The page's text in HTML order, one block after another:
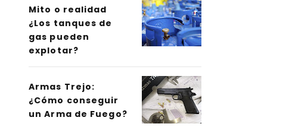
Mito o realidad
¿Los tanques de
gas pueden
explotar?
Armas Trejo:
¿Cómo conseguir
un Arma de Fuego?